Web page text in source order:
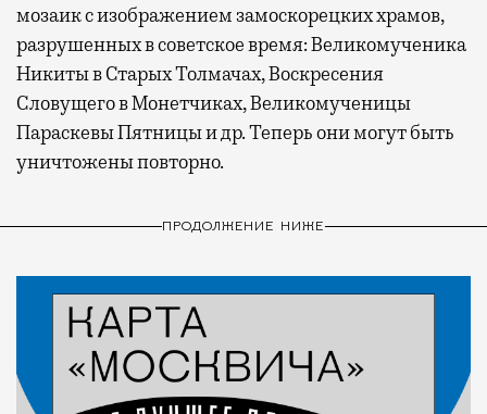
мозаик с изображением замоскорецких храмов,
разрушенных в советское время: Великомученика
Никиты в Старых Толмачах, Воскресения
Словущего в Монетчиках, Великомученицы
Параскевы Пятницы и др. Теперь они могут быть
уничтожены повторно.
ПРОДОЛЖЕНИЕ НИЖЕ